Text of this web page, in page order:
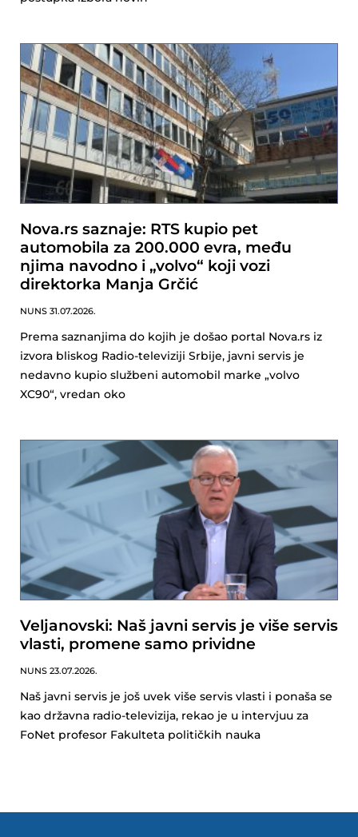
Nova.rs saznaje: RTS kupio pet
automobila za 200.000 evra, među
njima navodno i „volvo“ koji vozi
direktorka Manja Grčić
NUNS 31.07.2026.
Prema saznanjima do kojih je došao portal Nova.rs iz
izvora bliskog Radio-televiziji Srbije, javni servis je
nedavno kupio službeni automobil marke „volvo
XC90“, vredan oko
Veljanovski: Naš javni servis je više servis
vlasti, promene samo prividne
NUNS 23.07.2026.
Naš javni servis je još uvek više servis vlasti i ponaša se
kao državna radio-televizija, rekao je u intervjuu za
FoNet profesor Fakulteta političkih nauka